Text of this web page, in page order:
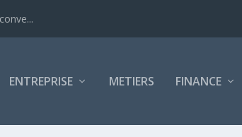
ENTREPRISE METIERS FINANCE